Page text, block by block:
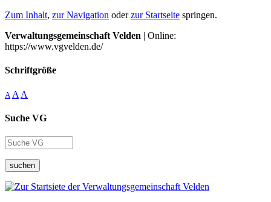
Zum Inhalt, zur Navigation oderzur Startseite springen.
Verwaltungsgemeinschaft Velden | Online:
https://www.vgvelden.de/
Schriftgröße
A A A
Suche VG
suchen